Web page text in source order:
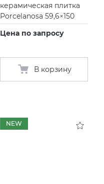
керамическая плитка
Porcelanosa 59,6×150
Цена по запросу
В корзину
NEW